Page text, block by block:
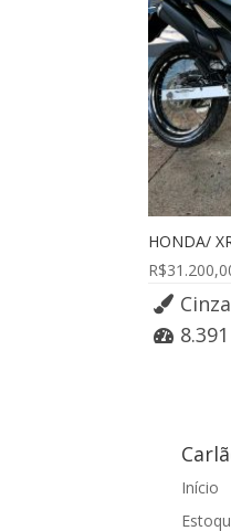
HONDA/
R$
Cinza
Início